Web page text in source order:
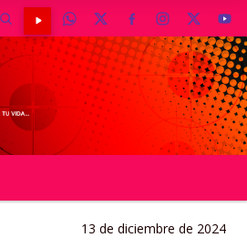
13 de diciembre de 2024